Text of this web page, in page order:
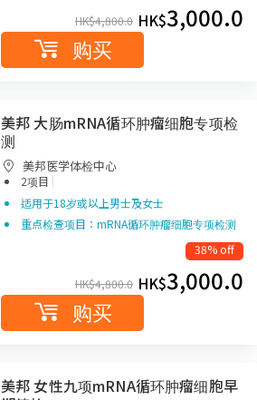
HK$4,800.0 HK$3,000.0
购买
美邦 大肠mRNA循环肿瘤细胞专项检
测
美邦医学体检中心
2项目 |
适用于18岁或以上男士及女士
重点检查项目：mRNA循环肿瘤细胞专项检测
38% off
HK$4,800.0 HK$3,000.0
购买
美邦 女性九项mRNA循环肿瘤细胞早